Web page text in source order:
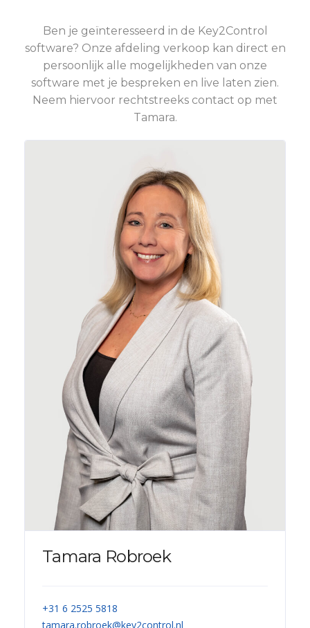
Ben je geïnteresseerd in de Key2Control
software? Onze afdeling verkoop kan direct en
persoonlijk alle mogelijkheden van onze
software met je bespreken en live laten zien.
Neem hiervoor rechtstreeks contact op met
Tamara.
Tamara Robroek
+31 6 2525 5818
tamara.robroek@key2control.nl